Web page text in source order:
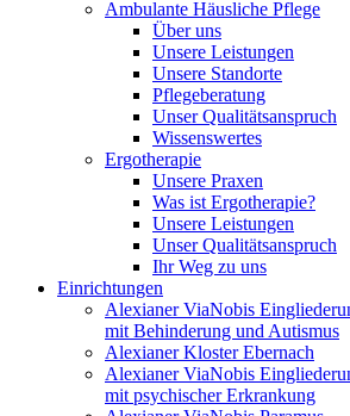
Ambulante Häusliche Pflege
Über uns
Unsere Leistungen
Unsere Standorte
Pflegeberatung
Unser Qualitätsanspruch
Wissenswertes
Ergotherapie
Unsere Praxen
Was ist Ergotherapie?
Unsere Leistungen
Unser Qualitätsanspruch
Ihr Weg zu uns
Einrichtungen
Alexianer ViaNobis
mit Behinderung und Autismus
Alexianer Kloster Ebernach
Alexianer ViaNobis
mit psychischer Erkrankung